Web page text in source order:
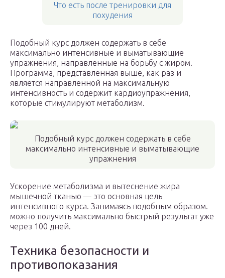
Что есть после тренировки для
похудения
Подобный курс должен содержать в себе
максимально интенсивные и выматывающие
упражнения, направленные на борьбу с жиром.
Программа, представленная выше, как раз и
является направленной на максимальную
интенсивность и содержит кардиоупражнения,
которые стимулируют метаболизм.
Подобный курс должен содержать в себе
максимально интенсивные и выматывающие
упражнения
Ускорение метаболизма и вытеснение жира
мышечной тканью — это основная цель
интенсивного курса. Занимаясь подобным образом.
можно получить максимально быстрый результат уже
через 100 дней.
Техника безопасности и
противопоказания